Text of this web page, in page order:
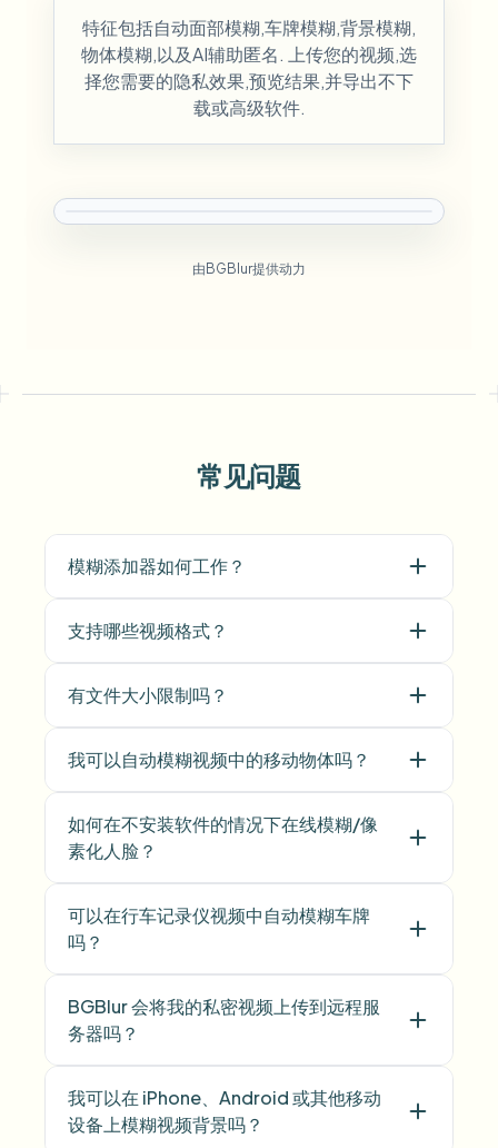
特征包括自动面部模糊,车牌模糊,背景模糊,
物体模糊,以及AI辅助匿名. 上传您的视频,选
择您需要的隐私效果,预览结果,并导出不下
载或高级软件.
由BGBlur提供动力
常见问题
模糊添加器如何工作？
支持哪些视频格式？
有文件大小限制吗？
我可以自动模糊视频中的移动物体吗？
如何在不安装软件的情况下在线模糊/像
素化人脸？
可以在行车记录仪视频中自动模糊车牌
吗？
BGBlur 会将我的私密视频上传到远程服
务器吗？
我可以在 iPhone、Android 或其他移动
设备上模糊视频背景吗？